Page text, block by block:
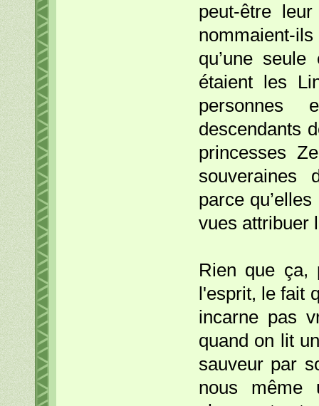
peut-être
nommaient-
qu’une
étaient les
personnes
descendants
princesses
souveraines
parce
vues attribuer
Rien que ça,
l'esprit, le fait
incarne pas
quand on lit
sauveur par
nous même